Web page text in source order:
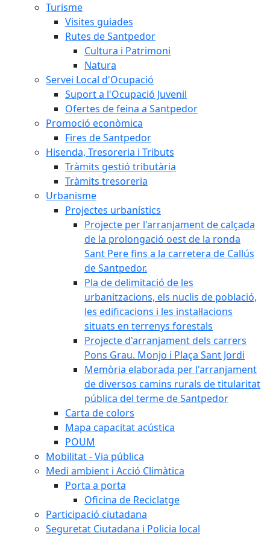
Turisme
Visites guiades
Rutes de Santpedor
Cultura i Patrimoni
Natura
Servei Local d'Ocupació
Suport a l'Ocupació Juvenil
Ofertes de feina a Santpedor
Promoció econòmica
Fires de Santpedor
Hisenda, Tresoreria i Tributs
Tràmits gestió tributària
Tràmits tresoreria
Urbanisme
Projectes urbanístics
Projecte per l'arranjament de calçada
de la prolongació oest de la ronda
Sant Pere fins a la carretera de Callús
de Santpedor.
Pla de delimitació de les
urbanitzacions, els nuclis de població,
les edificacions i les instal·lacions
situats en terrenys forestals
Projecte d'arranjament dels carrers
Pons Grau. Monjo i Plaça Sant Jordi
Memòria elaborada per l'arranjament
de diversos camins rurals de titularitat
pública del terme de Santpedor
Carta de colors
Mapa capacitat acústica
POUM
Mobilitat - Via pública
Medi ambient i Acció Climàtica
Porta a porta
Oficina de Reciclatge
Participació ciutadana
Seguretat Ciutadana i Policia local